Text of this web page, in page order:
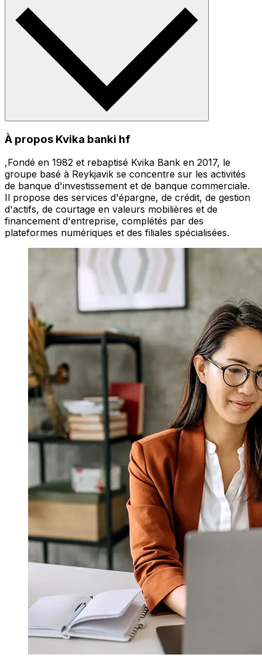
À propos Kvika banki hf
,Fondé en 1982 et rebaptisé Kvika Bank en 2017, le
groupe basé à Reykjavik se concentre sur les activités
de banque d'investissement et de banque commerciale.
Il propose des services d'épargne, de crédit, de gestion
d'actifs, de courtage en valeurs mobilières et de
financement d'entreprise, complétés par des
plateformes numériques et des filiales spécialisées.